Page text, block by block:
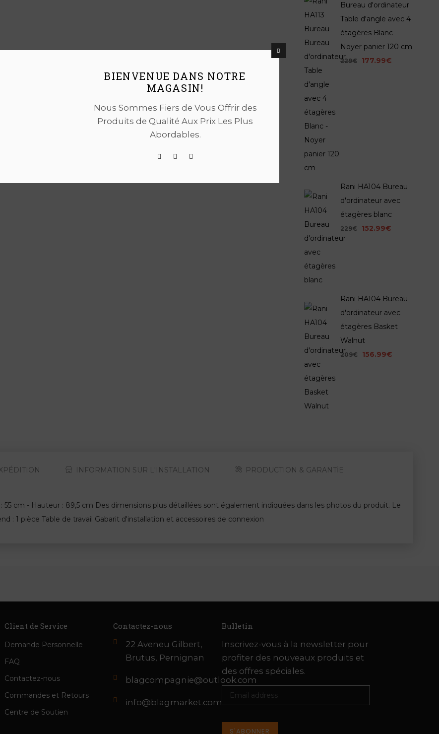
Bureau d'ordinateur
Table d'angle avec 4
étagères Blanc -
Noyer panier 120 cm
229€ 177.99€
Rani HA104 Bureau
d'ordinateur avec
étagères blanc
229€ 152.99€
Rani HA104 Bureau
d'ordinateur avec
étagères Basket
Walnut
209€ 156.99€
INFORMATION SUR L'INSTALLATION PRODUCTION & GARANTİE
55 cm - Hauteur : 89,5 cm Des dimensions plus détaillées sont également indiquées dans les photos du produit. Le
: 1 pièce Table de travail Gabarit d'installation et accessoires de connexion
Client de Service
Demande Personnelle
FAQ
Contactez-nous
Commandes et Retours
Centre de Soutien
Contactez-nous
22 Aveneu Gilbert,
Brutus, Pernignan
blagcompagnie@outlook.com
info@blagmarket.com
Bulletin
Inscrivez-vous à la newsletter pour
profiter des nouveaux produits et
des offres spéciales.
S'ABONNER
BIENVENUE DANS NOTRE
MAGASIN!
Nous Sommes Fiers de Vous Offrir des
Produits de Qualité Aux Prix Les Plus
Abordables.